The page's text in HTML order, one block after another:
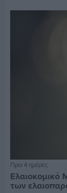
Πριν 4 ημέρες
Ελαιοκομικό
των